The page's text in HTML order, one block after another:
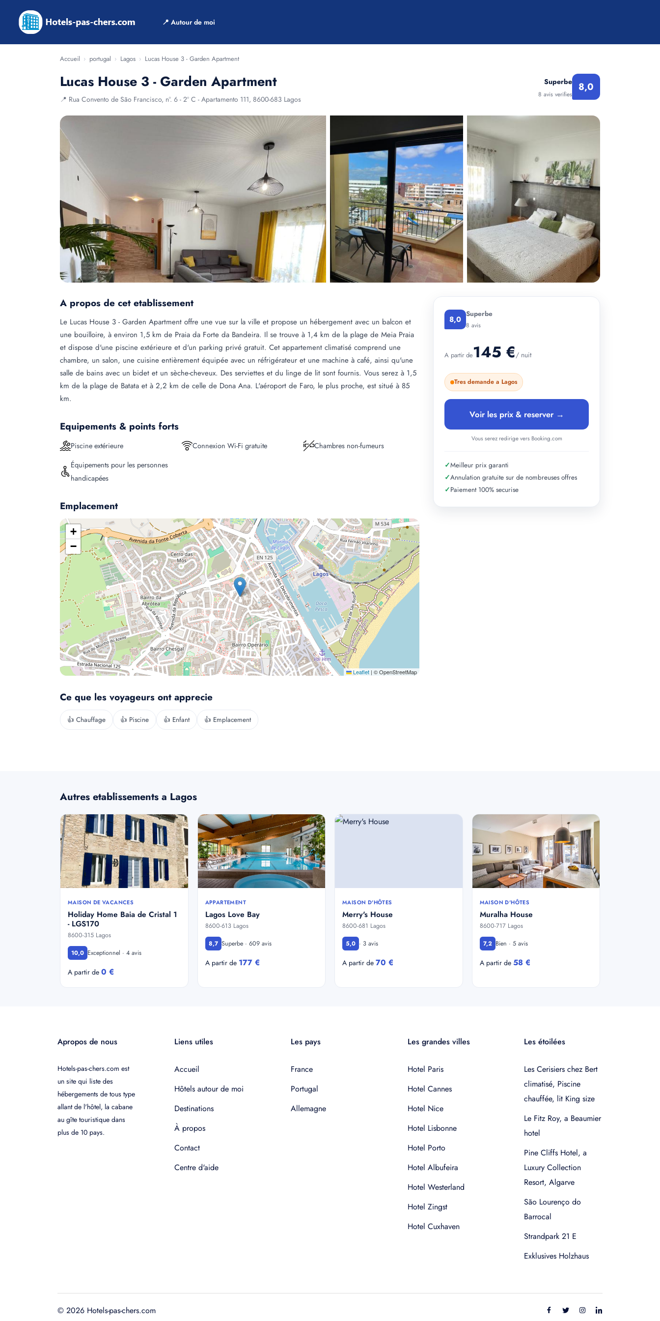
📍 Autour de moi
Accueil › portugal › Lagos › Lucas House 3 - Garden Apartment
Lucas House 3 - Garden Apartment
📍 Rua Convento de São Francisco, nº. 6 - 2º C - Apartamento 111, 8600-683 Lagos
Superbe
8 avis verifies
8,0
A propos de cet etablissement
Le Lucas House 3 - Garden Apartment offre une vue sur la ville et propose un hébergement avec un balcon et
une bouilloire, à environ 1,5 km de Praia da Forte da Bandeira. Il se trouve à 1,4 km de la plage de Meia Praia
et dispose d'une piscine extérieure et d'un parking privé gratuit. Cet appartement climatisé comprend une
chambre, un salon, une cuisine entièrement équipée avec un réfrigérateur et une machine à café, ainsi qu'une
salle de bains avec un bidet et un sèche-cheveux. Des serviettes et du linge de lit sont fournis. Vous serez à 1,5
km de la plage de Batata et à 2,2 km de celle de Dona Ana. L'aéroport de Faro, le plus proche, est situé à 85
km.
Equipements & points forts
Piscine extérieure Connexion Wi-Fi gratuite
Chambres non-fumeurs
Équipements pour les personnes
handicapées
Emplacement
+
−
Leaflet | © OpenStreetMap
Ce que les voyageurs ont apprecie
👍 Chauffage 👍 Piscine 👍 Enfant 👍 Emplacement
8,0 Superbe
8 avis
A partir de145 €/ nuit
Tres demande a Lagos
Voir les prix & reserver →
Vous serez redirige vers Booking.com
✓Meilleur prix garanti
✓Annulation gratuite sur de nombreuses offres
✓Paiement 100% securise
Autres etablissements a Lagos
MAISON DE VACANCES
Holiday Home Baia de Cristal 1
- LGS170
8600-315 Lagos
10,0 Exceptionnel · 4 avis
A partir de 0 €
APPARTEMENT
Lagos Love Bay
8600-613 Lagos
8,7 Superbe · 609 avis
A partir de 177 €
MAISON D'HÔTES
Merry's House
8600-681 Lagos
5,0 · 3 avis
A partir de 70 €
MAISON D'HÔTES
Muralha House
8600-717 Lagos
7,2 Bien · 5 avis
A partir de 58 €
Apropos de nous
Hotels-pas-chers.com est
un site qui liste des
hébergements de tous type
allant de l'hôtel, la cabane
au gîte touristique dans
plus de 10 pays.
Liens utiles
Accueil
Hôtels autour de moi
Destinations
À propos
Contact
Centre d'aide
Les pays
France
Portugal
Allemagne
Les grandes villes
Hotel Paris
Hotel Cannes
Hotel Nice
Hotel Lisbonne
Hotel Porto
Hotel Albufeira
Hotel Westerland
Hotel Zingst
Hotel Cuxhaven
Les étoilées
Les Cerisiers chez Bert
climatisé, Piscine
chauffée, lit King size
Le Fitz Roy, a Beaumier
hotel
Pine Cliffs Hotel, a
Luxury Collection
Resort, Algarve
São Lourenço do
Barrocal
Strandpark 21 E
Exklusives Holzhaus
© 2026 Hotels-pas-chers.com